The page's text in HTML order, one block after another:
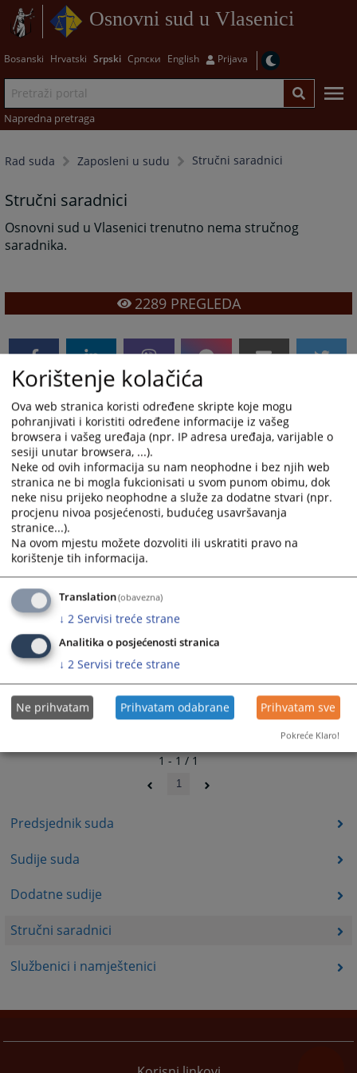
Osnovni sud u Vlasenici
Bosanski Hrvatski Srpski Српски English Prijava
Napredna pretraga
Rad suda Zaposleni u sudu Stručni saradnici
Predsjednik suda
Sudije suda
Dodatne sudije
Stručni saradnici
Službenici i namještenici
Stručni saradnici
Osnovni sud u Vlasenici trenutno nema stručnog
saradnika.
2289PREGLEDA
1 - 1 / 1
1
Korištenje kolačića
Ova web stranica koristi određene skripte koje mogu
pohranjivati i koristiti određene informacije iz vašeg
browsera i vašeg uređaja (npr. IP adresa uređaja, varijable o
sesiji unutar browsera, ...).
Neke od ovih informacija su nam neophodne i bez njih web
stranica ne bi mogla fukcionisati u svom punom obimu, dok
neke nisu prijeko neophodne a služe za dodatne stvari (npr.
procjenu nivoa posjećenosti, budućeg usavršavanja
stranice...).
Na ovom mjestu možete dozvoliti ili uskratiti pravo na
korištenje tih informacija.
Translation(obavezna)
↓ 2 Servisi treće strane
Analitika o posjećenosti stranica
↓ 2 Servisi treće strane
Ne prihvatam Prihvatam odabrane Prihvatam sve
Pokreće Klaro!